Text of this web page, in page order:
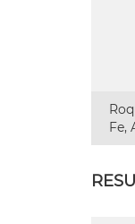
Fe,